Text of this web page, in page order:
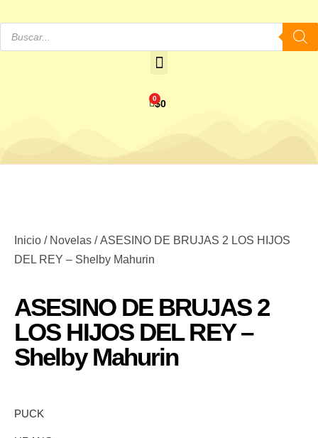
$0
0
Inicio / Novelas / ASESINO DE BRUJAS 2 LOS HIJOS
DEL REY – Shelby Mahurin
ASESINO DE BRUJAS 2
LOS HIJOS DEL REY –
Shelby Mahurin
PUCK